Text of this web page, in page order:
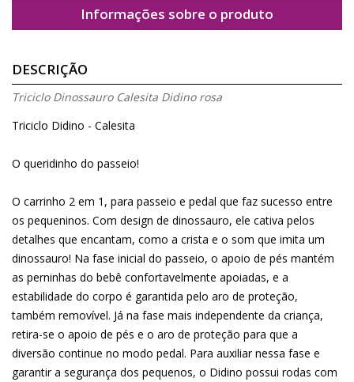
Informações sobre o produto
DESCRIÇÃO
Triciclo Dinossauro Calesita Didino rosa
Triciclo Didino - Calesita
O queridinho do passeio!
O carrinho 2 em 1, para passeio e pedal que faz sucesso entre
os pequeninos. Com design de dinossauro, ele cativa pelos
detalhes que encantam, como a crista e o som que imita um
dinossauro! Na fase inicial do passeio, o apoio de pés mantém
as perninhas do bebê confortavelmente apoiadas, e a
estabilidade do corpo é garantida pelo aro de proteção,
também removível. Já na fase mais independente da criança,
retira-se o apoio de pés e o aro de proteção para que a
diversão continue no modo pedal. Para auxiliar nessa fase e
garantir a segurança dos pequenos, o Didino possui rodas com